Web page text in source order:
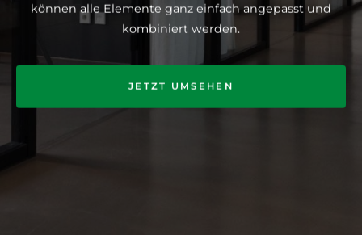
können alle Elemente ganz einfach angepasst und
kombiniert werden.
JETZT UMSEHEN